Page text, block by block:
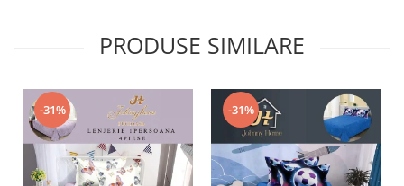
PRODUSE SIMILARE
-31% -31%